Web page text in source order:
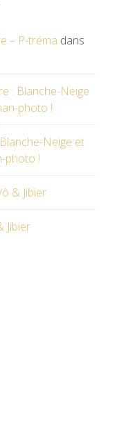
– P-tréma dans
: Blanche-Neige
photo !
Neige et
photo !
& Jibier
Jibier